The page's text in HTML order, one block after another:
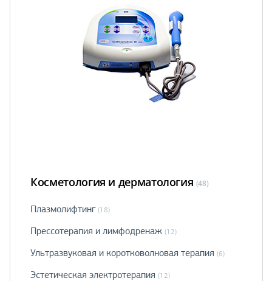
Косметология и дерматология (48)
Плазмолифтинг (18)
Прессотерапия и лимфодренаж (12)
Ультразвуковая и коротковолновая терапия (6)
Эстетическая электротерапия (12)